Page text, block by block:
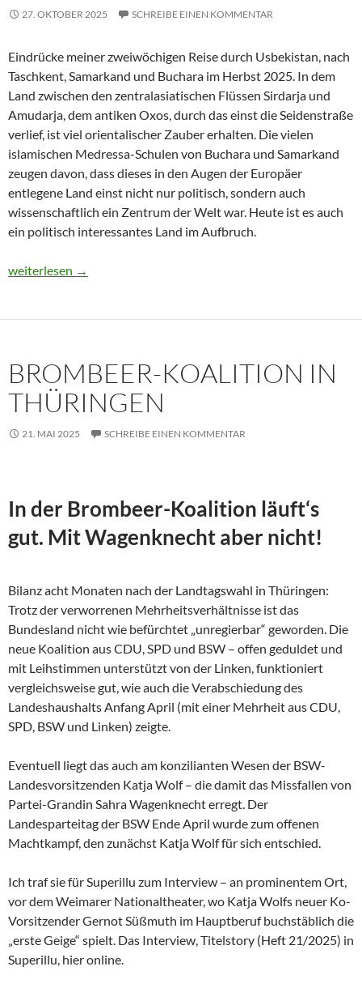
27. OKTOBER 2025 SCHREIBE EINEN KOMMENTAR
Eindrücke meiner zweiwöchigen Reise durch Usbekistan, nach
Taschkent, Samarkand und Buchara im Herbst 2025. In dem
Land zwischen den zentralasiatischen Flüssen Sirdarja und
Amudarja, dem antiken Oxos, durch das einst die Seidenstraße
verlief, ist viel orientalischer Zauber erhalten. Die vielen
islamischen Medressa-Schulen von Buchara und Samarkand
zeugen davon, dass dieses in den Augen der Europäer
entlegene Land einst nicht nur politisch, sondern auch
wissenschaftlich ein Zentrum der Welt war. Heute ist es auch
ein politisch interessantes Land im Aufbruch.
Usbekistan 2025: Unterwegs in einem Land im Aufbruch
weiterlesen →
BROMBEER-KOALITION IN
THÜRINGEN
21. MAI 2025 SCHREIBE EINEN KOMMENTAR
In der Brombeer-Koalition läuft‘s
gut. Mit Wagenknecht aber nicht!
Bilanz acht Monaten nach der Landtagswahl in Thüringen:
Trotz der verworrenen Mehrheitsverhältnisse ist das
Bundesland nicht wie befürchtet „unregierbar“ geworden. Die
neue Koalition aus CDU, SPD und BSW – offen geduldet und
mit Leihstimmen unterstützt von der Linken, funktioniert
vergleichsweise gut, wie auch die Verabschiedung des
Landeshaushalts Anfang April (mit einer Mehrheit aus CDU,
SPD, BSW und Linken) zeigte.
Eventuell liegt das auch am konzilianten Wesen der BSW-
Landesvorsitzenden Katja Wolf – die damit das Missfallen von
Partei-Grandin Sahra Wagenknecht erregt. Der
Landesparteitag der BSW Ende April wurde zum offenen
Machtkampf, den zunächst Katja Wolf für sich entschied.
Ich traf sie für Superillu zum Interview – an prominentem Ort,
vor dem Weimarer Nationaltheater, wo Katja Wolfs neuer Ko-
Vorsitzender Gernot Süßmuth im Hauptberuf buchstäblich die
„erste Geige“ spielt. Das Interview, Titelstory (Heft 21/2025) in
Superillu, hier online.